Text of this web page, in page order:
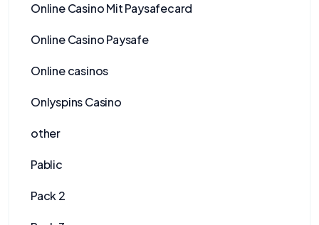
Online Casino Mit Paysafecard
Online Casino Paysafe
Online casinos
Onlyspins Casino
other
Pablic
Pack 2